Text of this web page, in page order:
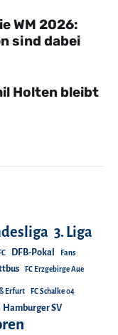
WM 2026:
sind dabei
Holten bleibt
3. Liga
DFB-Pokal Fans
FC Erzgebirge Aue
Erfurt FC Schalke 04
Hamburger SV